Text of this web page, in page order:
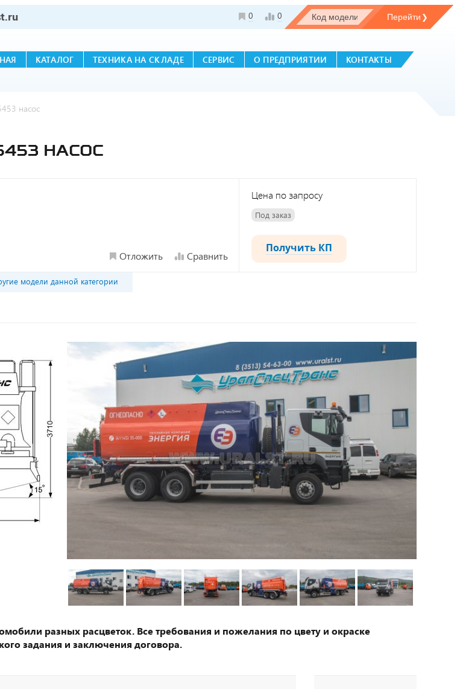
0 0
КАТАЛОГ ТЕХНИКА НА СКЛАДЕ СЕРВИС О ПРЕДПРИЯТИИ КОНТАКТЫ
насос
НАСОС
Отложить Сравнить
Цена по запросу
Под заказ
Получить КП
модели данной категории
разных расцветок. Все требования и пожелания по цвету и окраске
задания и заключения договора.